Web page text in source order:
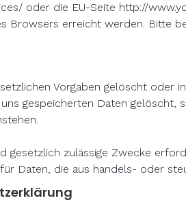
oder die EU-Seite http://
erreicht werden. Bitte
Vorgaben gelöscht oder
gespeicherten Daten
zulässige Zwecke
Daten, die aus handels- oder